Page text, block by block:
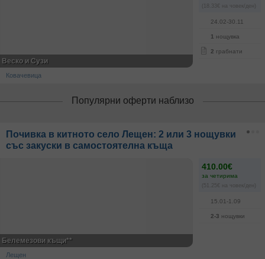
(18.33€ на човек/ден)
24.02-30.11
1 нощувка
2 грабнати
Веско и Сузи
Ковачевица
Популярни оферти наблизо
Почивка в китното село Лещен: 2 или 3 нощувки
със закуски в самостоятелна къща
410.00€
за четирима
(51.25€ на човек/ден)
15.01-1.09
2-3 нощувки
Белемезови къщи**
Лещен